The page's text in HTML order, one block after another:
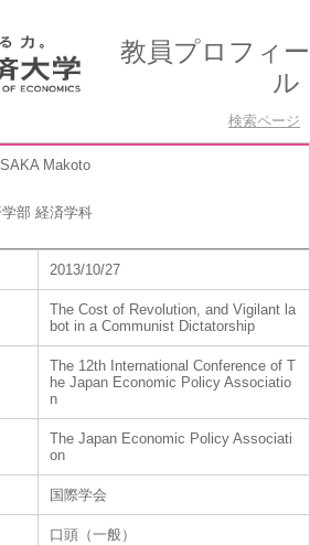
教員プロフィー
ル
検索ページ
Makoto
部 経済学科
2013/10/27
The Cost of Revolution, and Vigilant la
bot in a Communist Dictatorship
The 12th International Conference of T
he Japan Economic Policy Associatio
n
The Japan Economic Policy Associati
on
国際学会
口頭（一般）